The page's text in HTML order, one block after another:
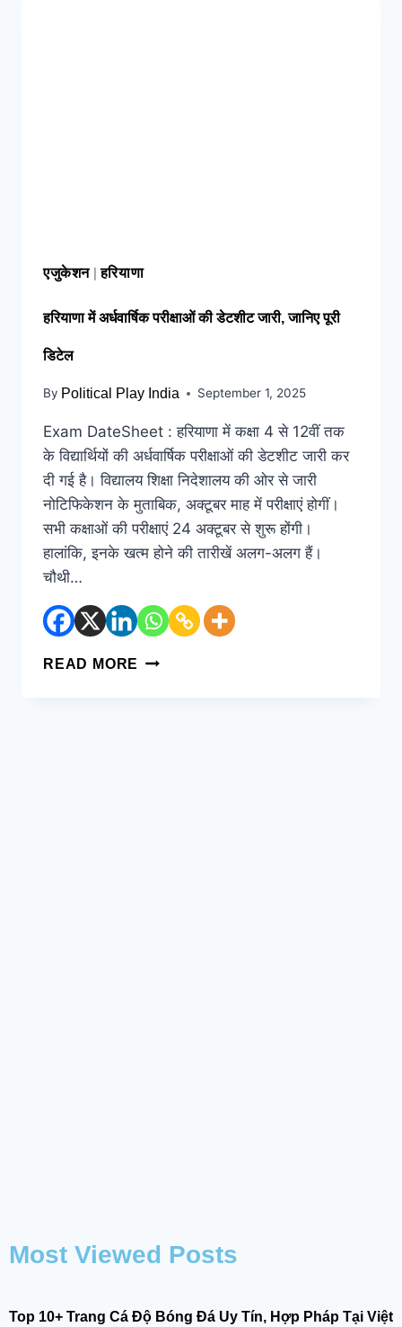
एजुकेशन|हरियाणा
हरियाणा में अर्धवार्षिक परीक्षाओं की डेटशीट जारी, जानिए पूरी
डिटेल
By Political Play India September 1, 2025
Exam DateSheet : हरियाणा में कक्षा 4 से 12वीं तक
के विद्यार्थियों की अर्धवार्षिक परीक्षाओं की डेटशीट जारी कर
दी गई है। विद्यालय शिक्षा निदेशालय की ओर से जारी
नोटिफिकेशन के मुताबिक, अक्टूबर माह में परीक्षाएं होगीं।
सभी कक्षाओं की परीक्षाएं 24 अक्टूबर से शुरू होंगी।
हालांकि, इनके खत्म होने की तारीखें अलग-अलग हैं।
चौथी…
READ MORE
Most Viewed Posts
Top 10+ Trang Cá Độ Bóng Đá Uy Tín, Hợp Pháp Tại Việt